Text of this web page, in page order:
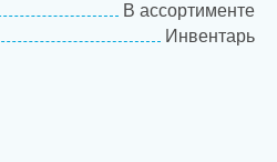
В ассортименте
Инвентарь